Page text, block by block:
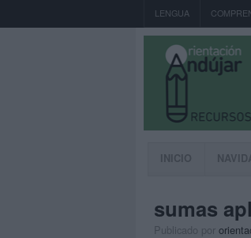
LENGUA
INICIO
sumas
Publicado por